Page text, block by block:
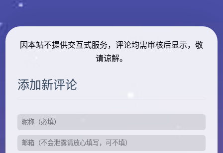
因本站不提供交互式服务，评论均需审核后显示，敬
请谅解。
添加新评论